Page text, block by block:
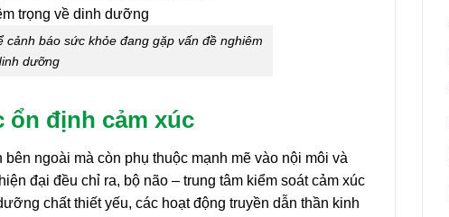
báo sức khỏe đang gặp vấn đề nghiêm
dưỡng
ổn định cảm xúc
ngoài mà còn phụ thuộc mạnh mẽ vào nội môi và
đại đều chỉ ra, bộ não – trung tâm kiểm soát cảm xúc
chất thiết yếu, các hoạt động truyền dẫn thần kinh